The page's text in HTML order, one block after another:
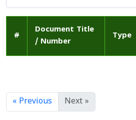
#
Document Title
/ Number
Type
« Previous Next »